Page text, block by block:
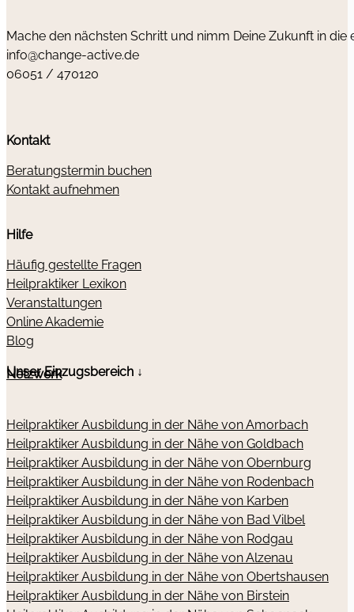
Mache den nächsten Schritt und nimm Deine Zukunft in die
info@change-active.de
06051 / 470120
Kontakt
Beratungstermin buchen
Kontakt aufnehmen
Hilfe
Häufig gestellte Fragen
Heilpraktiker Lexikon
Veranstaltungen
Online Akademie
Blog
Netzwerk
Unser Einzugsbereich ↓
Heilpraktiker Ausbildung in der Nähe von Amorbach
Heilpraktiker Ausbildung in der Nähe von Goldbach
Heilpraktiker Ausbildung in der Nähe von Obernburg
Heilpraktiker Ausbildung in der Nähe von Rodenbach
Heilpraktiker Ausbildung in der Nähe von Karben
Heilpraktiker Ausbildung in der Nähe von Bad Vilbel
Heilpraktiker Ausbildung in der Nähe von Rodgau
Heilpraktiker Ausbildung in der Nähe von Alzenau
Heilpraktiker Ausbildung in der Nähe von Obertshausen
Heilpraktiker Ausbildung in der Nähe von Birstein